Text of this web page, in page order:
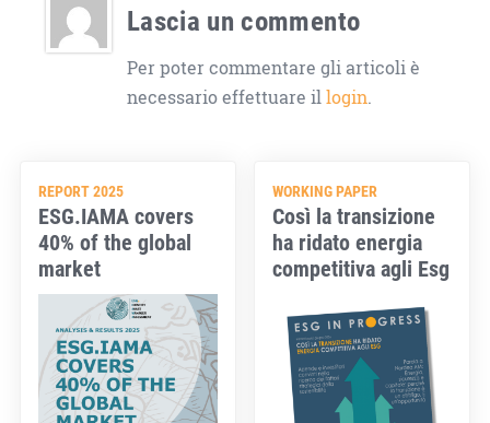
Lascia un commento
Per poter commentare gli articoli è
necessario effettuare illogin.
REPORT 2025
ESG.IAMA covers
40% of the global
market
WORKING PAPER
Così la transizione
ha ridato energia
competitiva agli Esg